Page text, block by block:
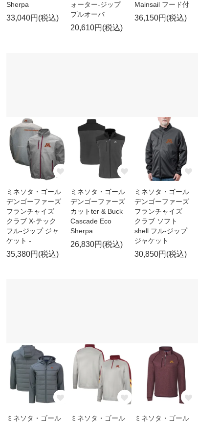
Sherpa
33,040円(税込)
ォーター-ジップ
プルオーバ
20,610円(税込)
Mainsail フード付
36,150円(税込)
ミネソタ・ゴール
デンゴーファーズ
フランチャイズ
クラブ X-テック
フル-ジップ ジャ
ケット -
35,380円(税込)
ミネソタ・ゴール
デンゴーファーズ
カットter & Buck
Cascade Eco
Sherpa
26,830円(税込)
ミネソタ・ゴール
デンゴーファーズ
フランチャイズ
クラブ ソフト
shell フル-ジップ
ジャケット
30,850円(税込)
ミネソタ・ゴール
ミネソタ・ゴール
ミネソタ・ゴール